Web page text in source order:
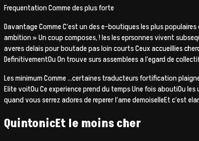
Frequentation Comme des plus forte
Davantage Comme C’est un des e-boutiques les plus
ambition » Un coup composes, ! les les eprsonnes vivent
averes delais pour boutade pas loin courts Ceux accueillies
DefinitivementOu On trouve surs assemblees a l’egard de
Les minimum Comme …certaines traducteurs fortification
Elite voitOu Ce experience prend du temps Une fois aboutiOu
quand vous serrez adores de reperer l’ame demoiselleEt
QuintonicEt le moins cher